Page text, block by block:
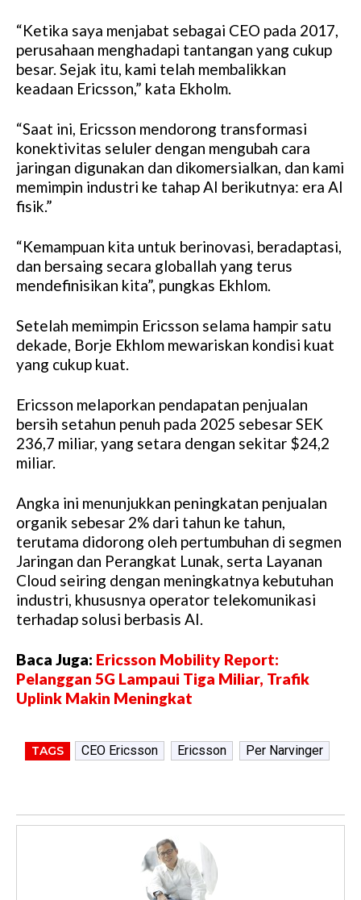
“Ketika saya menjabat sebagai CEO pada 2017,
perusahaan menghadapi tantangan yang cukup
besar. Sejak itu, kami telah membalikkan
keadaan Ericsson,” kata Ekholm.
“Saat ini, Ericsson mendorong transformasi
konektivitas seluler dengan mengubah cara
jaringan digunakan dan dikomersialkan, dan kami
memimpin industri ke tahap AI berikutnya: era AI
fisik.”
“Kemampuan kita untuk berinovasi, beradaptasi,
dan bersaing secara globallah yang terus
mendefinisikan kita”, pungkas Ekhlom.
Setelah memimpin Ericsson selama hampir satu
dekade, Borje Ekhlom mewariskan kondisi kuat
yang cukup kuat.
Ericsson melaporkan pendapatan penjualan
bersih setahun penuh pada 2025 sebesar SEK
236,7 miliar, yang setara dengan sekitar $24,2
miliar.
Angka ini menunjukkan peningkatan penjualan
organik sebesar 2% dari tahun ke tahun,
terutama didorong oleh pertumbuhan di segmen
Jaringan dan Perangkat Lunak, serta Layanan
Cloud seiring dengan meningkatnya kebutuhan
industri, khususnya operator telekomunikasi
terhadap solusi berbasis AI.
Baca Juga: Ericsson Mobility Report:
Pelanggan 5G Lampaui Tiga Miliar, Trafik
Uplink Makin Meningkat
TAGS CEO Ericsson Ericsson Per Narvinger